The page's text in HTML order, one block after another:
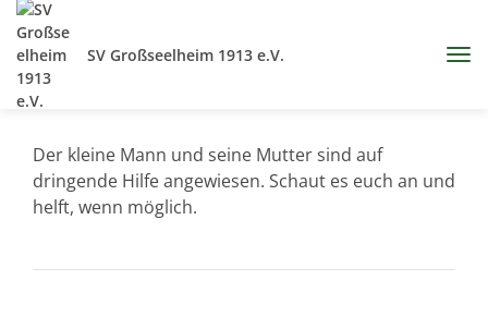
SV Großseelheim 1913 e.V.
Der kleine Mann und seine Mutter sind auf
dringende Hilfe angewiesen. Schaut es euch an und
helft, wenn möglich.